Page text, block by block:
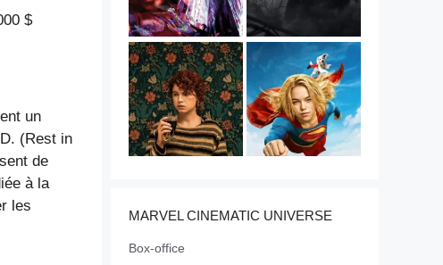
$
un
(Rest in
de
à la
les
MARVEL CINEMATIC UNIVERSE
Box-office